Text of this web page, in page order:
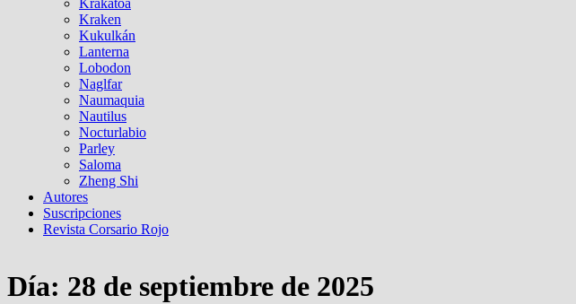
Krakatoa
Kraken
Kukulkán
Lanterna
Lobodon
Naglfar
Naumaquia
Nautilus
Nocturlabio
Parley
Saloma
Zheng Shi
Autores
Suscripciones
Revista Corsario Rojo
Día: 28 de septiembre de 2025